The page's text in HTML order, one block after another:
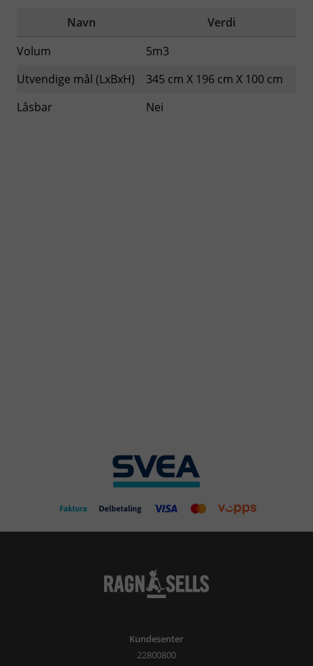
Navn
Verdi
Volum
5m3
Utvendige mål (LxBxH)
345 cm X 196 cm X 100 cm
Låsbar
Nei
Kundesenter
22800800